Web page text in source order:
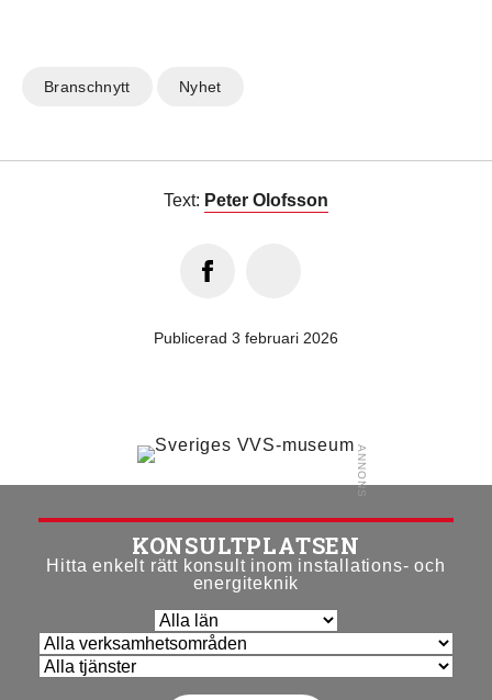
Branschnytt Nyhet
Text: Peter Olofsson
Publicerad 3 februari 2026
KONSULTPLATSEN
Hitta enkelt rätt konsult inom installations- och
energiteknik